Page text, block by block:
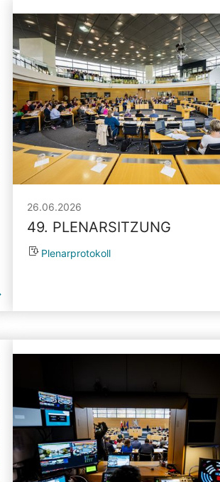
26.06.2026
49. PLENARSITZUNG
Plenarprotokoll